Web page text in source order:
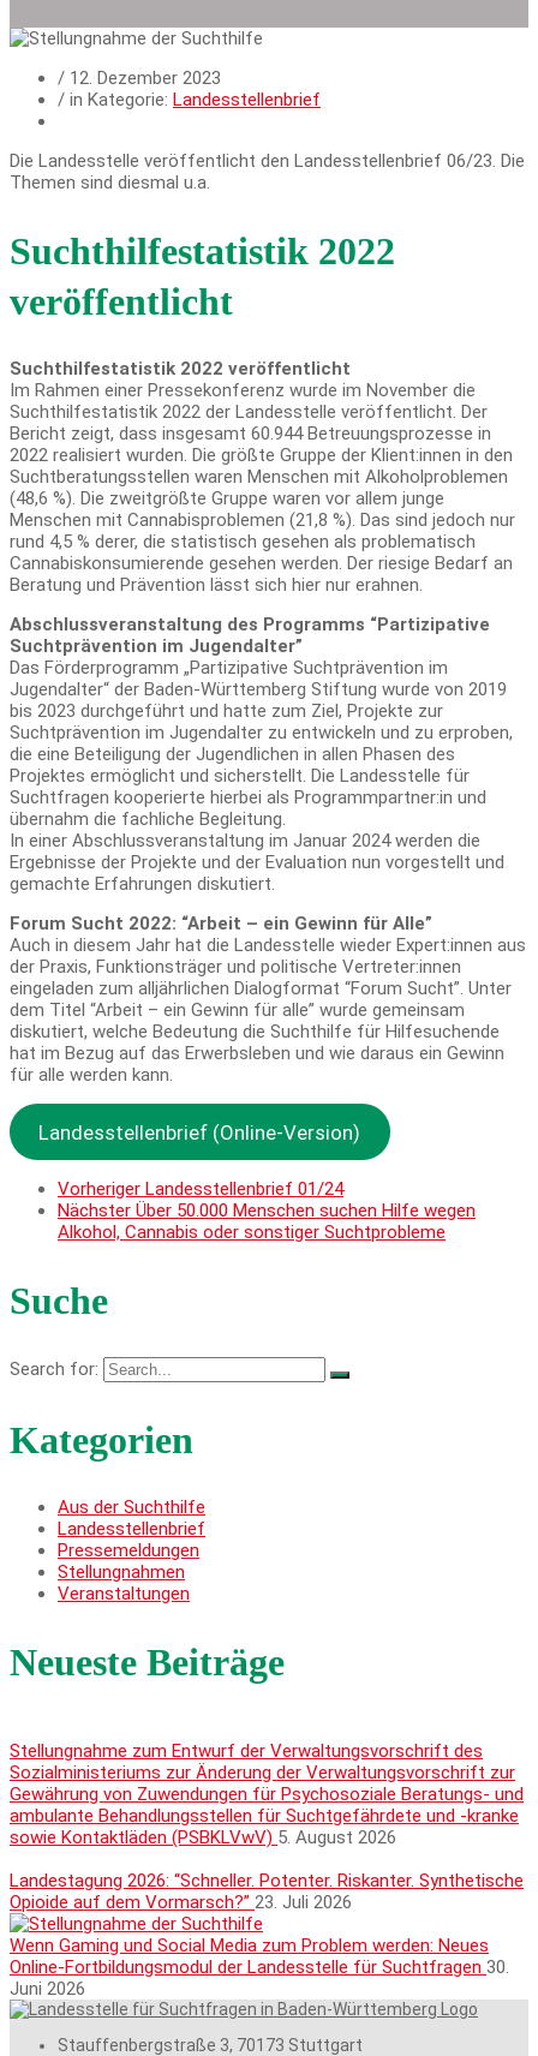
/ 12. Dezember 2023
/ in Kategorie: Landesstellenbrief
Die Landesstelle veröffentlicht den Landesstellenbrief 06/23. Die
Themen sind diesmal u.a.
Suchthilfestatistik 2022
veröffentlicht
Suchthilfestatistik 2022 veröffentlicht
Im Rahmen einer Pressekonferenz wurde im November die
Suchthilfestatistik 2022 der Landesstelle veröffentlicht. Der
Bericht zeigt, dass insgesamt 60.944 Betreuungsprozesse in
2022 realisiert wurden. Die größte Gruppe der Klient:innen in den
Suchtberatungsstellen waren Menschen mit Alkoholproblemen
(48,6 %). Die zweitgrößte Gruppe waren vor allem junge
Menschen mit Cannabisproblemen (21,8 %). Das sind jedoch nur
rund 4,5 % derer, die statistisch gesehen als problematisch
Cannabiskonsumierende gesehen werden. Der riesige Bedarf an
Beratung und Prävention lässt sich hier nur erahnen.
Abschlussveranstaltung des Programms “Partizipative
Suchtprävention im Jugendalter”
Das Förderprogramm „Partizipative Suchtprävention im
Jugendalter“ der Baden-Württemberg Stiftung wurde von 2019
bis 2023 durchgeführt und hatte zum Ziel, Projekte zur
Suchtprävention im Jugendalter zu entwickeln und zu erproben,
die eine Beteiligung der Jugendlichen in allen Phasen des
Projektes ermöglicht und sicherstellt. Die Landesstelle für
Suchtfragen kooperierte hierbei als Programmpartner:in und
übernahm die fachliche Begleitung.
In einer Abschlussveranstaltung im Januar 2024 werden die
Ergebnisse der Projekte und der Evaluation nun vorgestellt und
gemachte Erfahrungen diskutiert.
Forum Sucht 2022: “Arbeit – ein Gewinn für Alle”
Auch in diesem Jahr hat die Landesstelle wieder Expert:innen aus
der Praxis, Funktionsträger und politische Vertreter:innen
eingeladen zum alljährlichen Dialogformat “Forum Sucht”. Unter
dem Titel “Arbeit – ein Gewinn für alle” wurde gemeinsam
diskutiert, welche Bedeutung die Suchthilfe für Hilfesuchende
hat im Bezug auf das Erwerbsleben und wie daraus ein Gewinn
für alle werden kann.
Landesstellenbrief (Online-Version)
Vorheriger Landesstellenbrief 01/24
Nächster Über 50.000 Menschen suchen Hilfe wegen
Alkohol, Cannabis oder sonstiger Suchtprobleme
Suche
Search for:
Kategorien
Aus der Suchthilfe
Landesstellenbrief
Pressemeldungen
Stellungnahmen
Veranstaltungen
Neueste Beiträge
Stellungnahme zum Entwurf der Verwaltungsvorschrift des
Sozialministeriums zur Änderung der Verwaltungsvorschrift zur
Gewährung von Zuwendungen für Psychosoziale Beratungs- und
ambulante Behandlungsstellen für Suchtgefährdete und -kranke
sowie Kontaktläden (PSBKLVwV) 5. August 2026
Landestagung 2026: “Schneller. Potenter. Riskanter. Synthetische
Opioide auf dem Vormarsch?” 23. Juli 2026
Wenn Gaming und Social Media zum Problem werden: Neues
Online-Fortbildungsmodul der Landesstelle für Suchtfragen 30.
Juni 2026
Stauffenbergstraße 3, 70173 Stuttgart